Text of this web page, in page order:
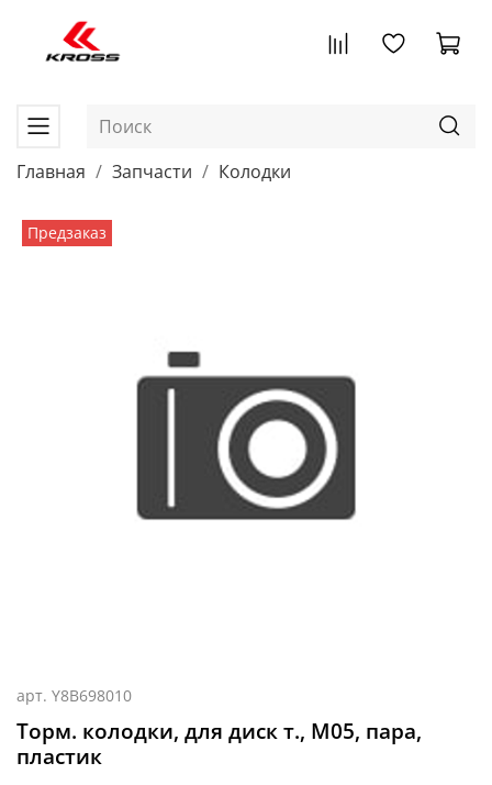
Главная Запчасти Колодки
Предзаказ
арт. Y8B698010
Торм. колодки, для диск т., M05, пара,
пластик